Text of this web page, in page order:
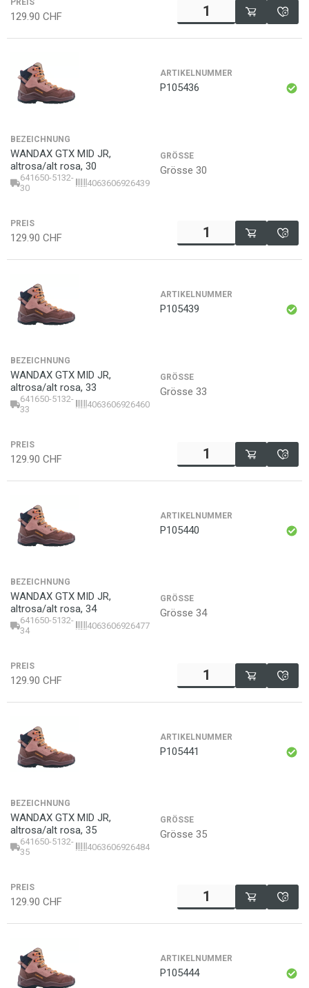
PREIS
129.90 CHF
ARTIKELNUMMER
P105436
BEZEICHNUNG
WANDAX GTX MID JR,
altrosa/alt rosa, 30
641650-5132-
30
4063606926439
GRÖSSE
Grösse 30
PREIS
129.90 CHF
ARTIKELNUMMER
P105439
BEZEICHNUNG
WANDAX GTX MID JR,
altrosa/alt rosa, 33
641650-5132-
33
4063606926460
GRÖSSE
Grösse 33
PREIS
129.90 CHF
ARTIKELNUMMER
P105440
BEZEICHNUNG
WANDAX GTX MID JR,
altrosa/alt rosa, 34
641650-5132-
34
4063606926477
GRÖSSE
Grösse 34
PREIS
129.90 CHF
ARTIKELNUMMER
P105441
BEZEICHNUNG
WANDAX GTX MID JR,
altrosa/alt rosa, 35
641650-5132-
35
4063606926484
GRÖSSE
Grösse 35
PREIS
129.90 CHF
ARTIKELNUMMER
P105444